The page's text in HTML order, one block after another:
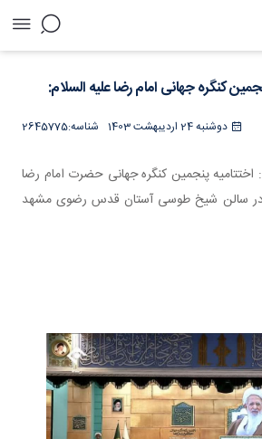
کنگره جهانی امام رضا
کنگره جهانی امام رضا علیه السلام:
دوشنبه 24 اردیبهشت 1403 2645775شناسه:
اختتامیه پنجمین کنگره جهانی حضرت امام رضا
در سالن شیخ طوسی آستان قدس رضوی مشهد